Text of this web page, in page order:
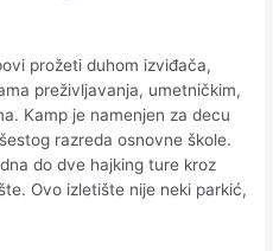
prožeti duhom izviđača,
preživljavanja, umetničkim,
Kamp je namenjen za decu
razreda osnovne škole.
do dve hajking ture kroz
Ovo izletište nije neki parkić,